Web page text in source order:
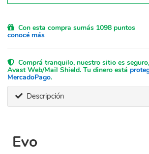
Con esta compra sumás 1098 puntos
conocé más
Comprá tranquilo, nuestro sitio es
Avast Web/Mail Shield. Tu dinero está
MercadoPago.
Descripción
Evo